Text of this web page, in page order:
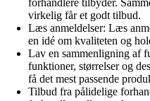
virkelig får et godt tilbud.
Læs anmeldelser: Læs
en idé om kvaliteten og
Lav en sammenligning af
funktioner, størrelser og
få det mest passende
Tilbud fra pålidelige